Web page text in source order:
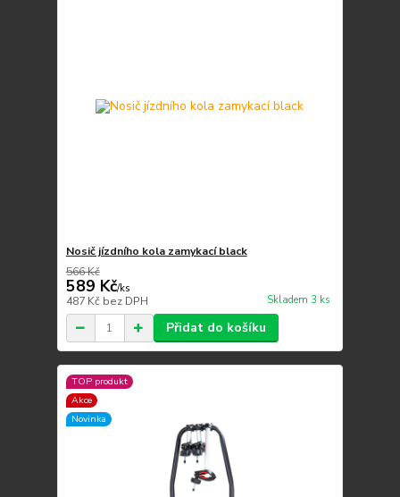
Nosič jízdního kola zamykací black
566 Kč
589 Kč/ks
487 Kč bez DPH Skladem 3 ks
Přidat do košíku
TOP produkt
Akce
Novinka